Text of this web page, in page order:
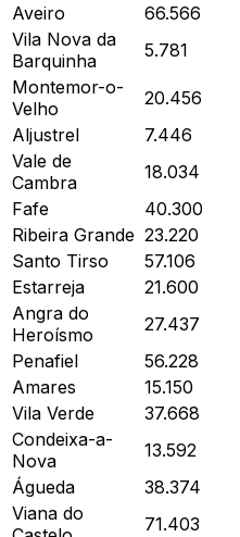
Aveiro
66.566
Vila Nova da
Barquinha
5.781
Montemor-o-
Velho
20.456
Aljustrel
7.446
Vale de
Cambra
18.034
Fafe
40.300
Ribeira Grande 23.220
Santo Tirso
57.106
Estarreja
21.600
Angra do
Heroísmo
27.437
Penafiel
56.228
Amares
15.150
Vila Verde
37.668
Condeixa-a-
Nova
13.592
Águeda
38.374
Viana do
71.403